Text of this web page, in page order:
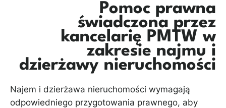
Pomoc prawna
świadczona przez
kancelarię PMTW w
zakresie najmu i
dzierżawy nieruchomości
Najem i dzierżawa nieruchomości wymagają
odpowiedniego przygotowania prawnego, aby